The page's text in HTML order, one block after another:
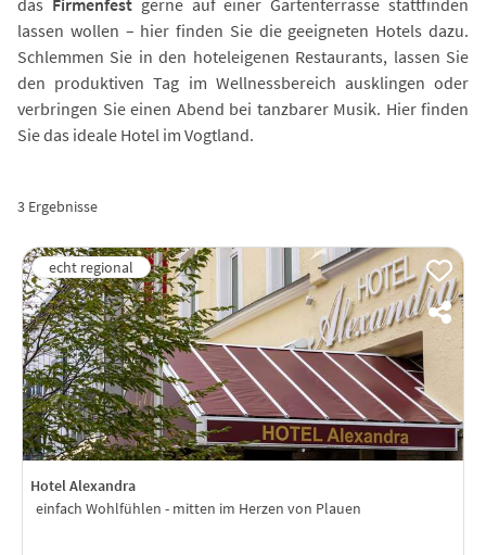
lassen wollen – hier finden Sie die geeigneten Hotels dazu.
Schlemmen Sie in den hoteleigenen Restaurants, lassen Sie
den produktiven Tag im Wellnessbereich ausklingen oder
verbringen Sie einen Abend bei tanzbarer Musik. Hier finden
Sie das ideale Hotel im Vogtland.
3 Ergebnisse
Hotel Alexandra
einfach Wohlfühlen - mitten im Herzen von Plauen